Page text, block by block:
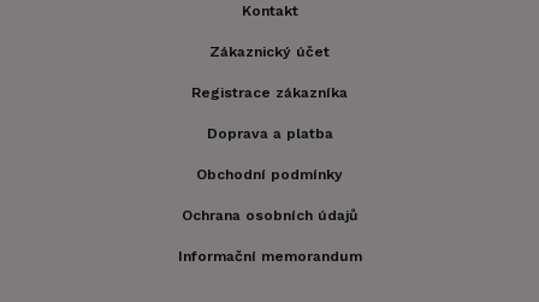
Kontakt
Zákaznický účet
Registrace zákazníka
Doprava a platba
Obchodní podmínky
Ochrana osobních údajů
Informační memorandum